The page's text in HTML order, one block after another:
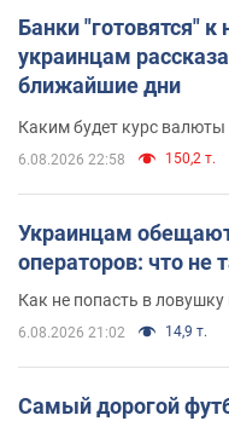
Банки "готовятся"
украинцам
ближайшие дни
Каким будет курс
6.08.2026 22:58 150,2 т.
Украинцам
операторов: что не
Как не попасть в
6.08.2026 21:02 14,9 т.
Самый дорогой